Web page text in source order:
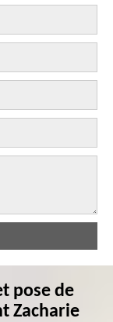
pose de
Zacharie